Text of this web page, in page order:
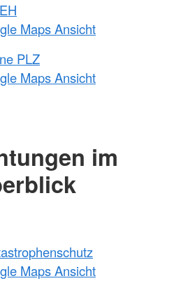
Maps Ansicht
PLZ
Maps Ansicht
im
Maps Ansicht